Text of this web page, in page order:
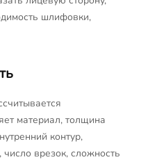
шлифовки,
материал, толщина
контур,
число врезок, сложность